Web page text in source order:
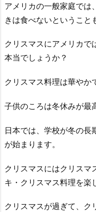
アメリカの一般家庭では
きは食べないということ
クリスマスにアメリカで
本当でしょうか？
クリスマス料理は華やか
子供のころは冬休みが最
日本では、学校が冬の長
が始まります。
クリスマスにはクリスマ
キ・クリスマス料理を楽
クリスマスが過ぎて、ク